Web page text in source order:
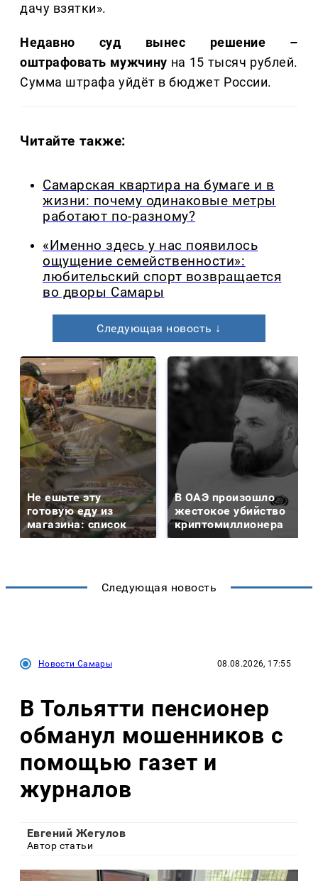
дачу взятки».
Недавно суд вынес решение –
оштрафовать мужчину на 15 тысяч рублей.
Сумма штрафа уйдёт в бюджет России.
Читайте также:
Самарская квартира на бумаге и в
жизни: почему одинаковые метры
работают по-разному?
«Именно здесь у нас появилось
ощущение семейственности»:
любительский спорт возвращается
во дворы Самары
Следующая новость ↓
Не ешьте эту
готовую еду из
магазина: список
В ОАЭ произошло
жестокое убийство
криптомиллионера
Следующая новость
Новости Самары 08.08.2026, 17:55
В Тольятти пенсионер
обманул мошенников с
помощью газет и
журналов
Евгений Жегулов
Автор статьи